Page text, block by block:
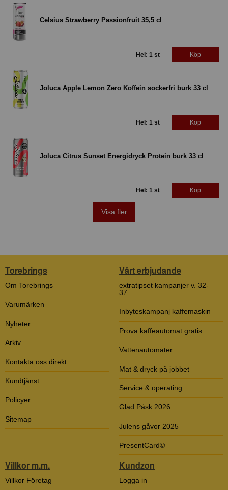
Celsius Strawberry Passionfruit 35,5 cl
Hel: 1 st Köp
Joluca Apple Lemon Zero Koffein sockerfri burk 33 cl
Hel: 1 st Köp
Joluca Citrus Sunset Energidryck Protein burk 33 cl
Hel: 1 st Köp
Visa fler
Torebrings
Om Torebrings
Varumärken
Nyheter
Arkiv
Kontakta oss direkt
Kundtjänst
Policyer
Sitemap
Vårt erbjudande
extratipset kampanjer v. 32-
37
Inbyteskampanj kaffemaskin
Prova kaffeautomat gratis
Vattenautomater
Mat & dryck på jobbet
Service & operating
Glad Påsk 2026
Julens gåvor 2025
PresentCard©
Villkor m.m.
Villkor Företag
Kundzon
Logga in